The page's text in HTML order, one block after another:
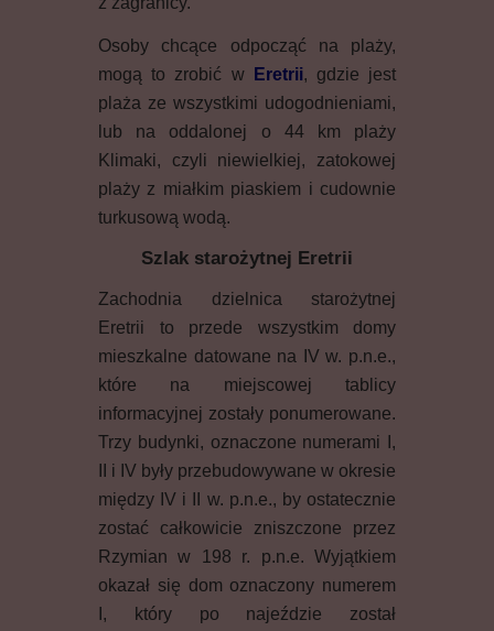
Osoby chcące odpocząć na plaży,
mogą to zrobić w
Eretrii, gdzie jest
plaża ze wszystkimi udogodnieniami,
lub na oddalonej o 44 km plaży
Klimaki, czyli niewielkiej, zatokowej
plaży z miałkim piaskiem i cudownie
turkusową wodą.
Szlak starożytnej Eretrii
Zachodnia dzielnica starożytnej
Eretrii to przede wszystkim domy
mieszkalne datowane na IV w. p.n.e.,
które na miejscowej tablicy
informacyjnej zostały ponumerowane.
Trzy budynki, oznaczone numerami I,
II i IV były przebudowywane w okresie
między IV i II w. p.n.e., by ostatecznie
zostać całkowicie zniszczone przez
Rzymian w 198 r. p.n.e. Wyjątkiem
okazał się dom oznaczony numerem
I, który po najeździe został